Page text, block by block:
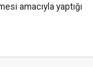
amacıyla yaptığı